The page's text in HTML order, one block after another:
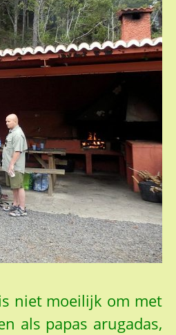
niet moeilijk om met
als papas arugadas,